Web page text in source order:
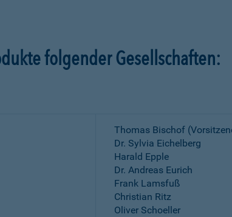
folgender Gesellschaften:
Thomas Bischof
Dr. Sylvia Eichelberg
Harald Epple
Dr. Andreas Eurich
Frank Lamsfuß
Christian Ritz
Oliver Schoeller